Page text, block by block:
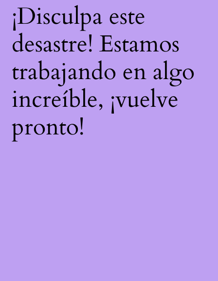
¡Disculpa este
desastre! Estamos
trabajando en algo
increíble, ¡vuelve
pronto!